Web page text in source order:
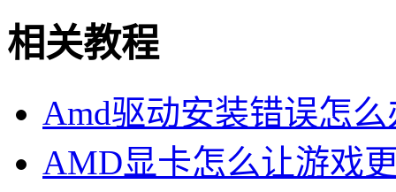
相关教程
Amd驱动安装错误怎
AMD显卡怎么让游戏